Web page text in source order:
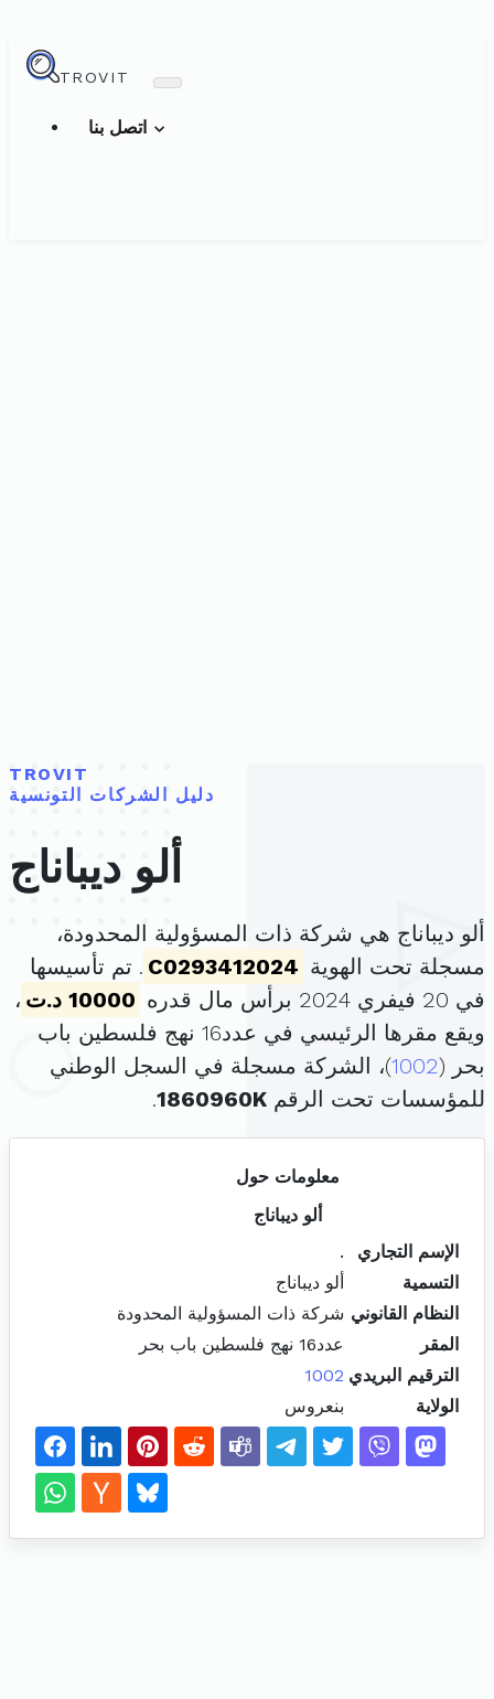
TROVIT
TROVIT
دليل الشركات التونسية
ألو ديباناج
ألو ديباناج هي شركة ذات المسؤولية المحدودة،
مسجلة تحت الهوية C0293412024 . تم تأسيسها
في 20 فيفري 2024 برأس مال قدره
10000 د.ت
،
ويقع مقرها الرئيسي في عدد16 نهج فلسطين باب
بحر (1002)، الشركة مسجلة في السجل الوطني
للمؤسسات تحت الرقم 1860960K
.
معلومات حول
ألو ديباناج
الإسم التجاري
.
التسمية
ألو ديباناج
النظام القانوني شركة ذات المسؤولية المحدودة
المقر
عدد16 نهج فلسطين باب بحر
الترقيم البريدي 1002
الولاية
بنعروس